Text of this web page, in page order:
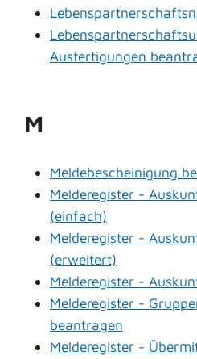
Ausfertigungen
M
Meldebescheinigung
Melderegister -
(einfach)
Melderegister -
(erweitert)
Melderegister -
Melderegister -
beantragen
Melderegister -